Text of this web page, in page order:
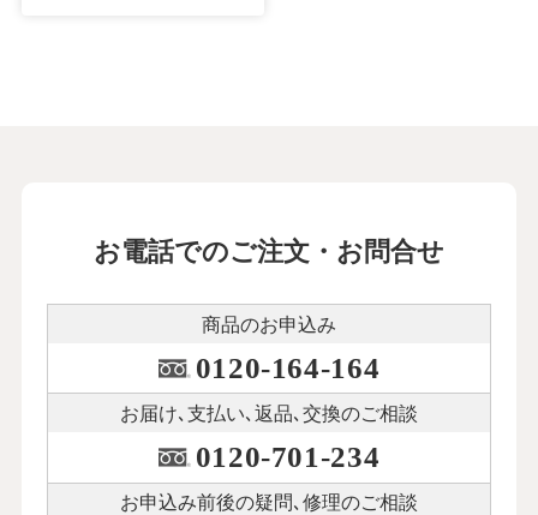
お電話でのご注文・お問合せ
商品のお申込み
0120-164-164
お届け､支払い､ 返品､交換のご相談
0120-701-234
お申込み前後の疑問､修理のご相談